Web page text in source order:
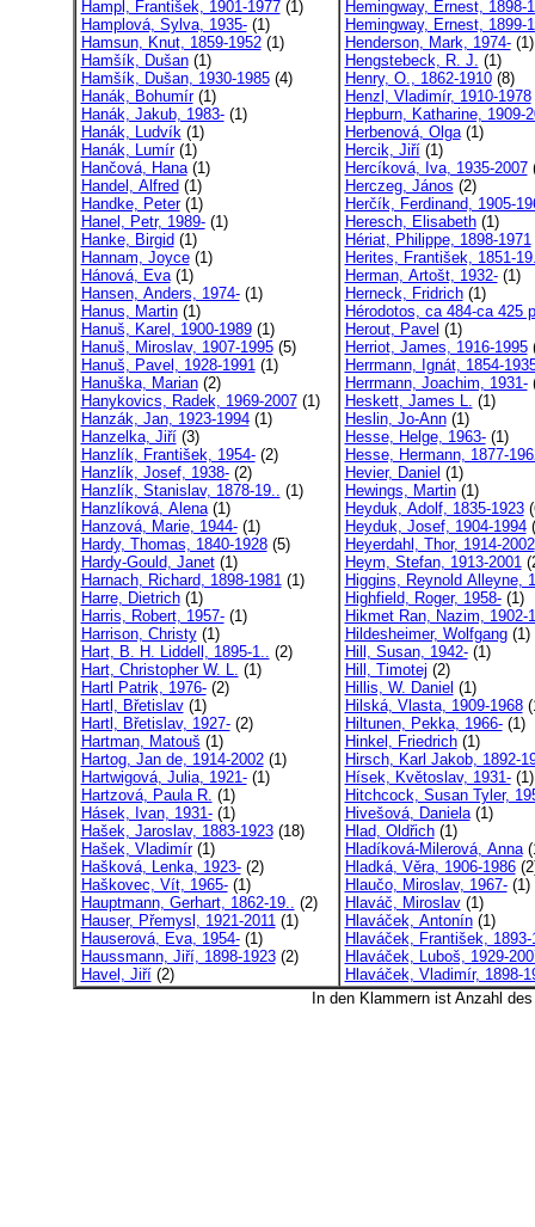
Hampl, František, 1901-1977(1)
Hamplová, Sylva, 1935-(1)
Hamsun, Knut, 1859-1952(1)
Hamšík, Dušan(1)
Hamšík, Dušan, 1930-1985(4)
Hanák, Bohumír(1)
Hanák, Jakub, 1983-(1)
Hanák, Ludvík(1)
Hanák, Lumír(1)
Hančová, Hana(1)
Handel, Alfred (1)
Handke, Peter(1)
Hanel, Petr, 1989-(1)
Hanke, Birgid (1)
Hannam, Joyce(1)
Hánová, Eva(1)
Hansen, Anders, 1974-(1)
Hanus, Martin(1)
Hanuš, Karel, 1900-1989(1)
Hanuš, Miroslav, 1907-1995(5)
Hanuš, Pavel, 1928-1991(1)
Hanuška, Marian(2)
Hanykovics, Radek, 1969-2007(1)
Hanzák, Jan, 1923-1994(1)
Hanzelka, Jiří(3)
Hanzlík, František, 1954-(2)
Hanzlík, Josef, 1938-(2)
Hanzlík, Stanislav, 1878-19.. (1)
Hanzlíková, Alena(1)
Hanzová, Marie, 1944-(1)
Hardy, Thomas, 1840-1928(5)
Hardy-Gould, Janet(1)
Harnach, Richard, 1898-1981(1)
Harre, Dietrich(1)
Harris, Robert, 1957-(1)
Harrison, Christy(1)
Hart, B. H. Liddell, 1895-1.. (2)
Hart, Christopher W. L. (1)
Hartl Patrik, 1976-(2)
Hartl, Břetislav(1)
Hartl, Břetislav, 1927-(2)
Hartman, Matouš (1)
Hartog, Jan de, 1914-2002(1)
Hartwigová, Julia, 1921-(1)
Hartzová, Paula R. (1)
Hásek, Ivan, 1931-(1)
Hašek, Jaroslav, 1883-1923(18)
Hašek, Vladimír(1)
Hašková, Lenka, 1923-(2)
Haškovec, Vít, 1965-(1)
Hauptmann, Gerhart, 1862-19.. (2)
Hauser, Přemysl, 1921-2011(1)
Hauserová, Eva, 1954-(1)
Haussmann, Jiří, 1898-1923(2)
Havel, Jiří(2)
Hemingway, Ernest, 1898-
Hemingway, Ernest, 1899-
Henderson, Mark, 1974-(1)
Hengstebeck, R. J. (1)
Henry, O., 1862-1910(8)
Henzl, Vladimír, 1910-1978
Hepburn, Katharine, 1909-
Herbenová, Olga(1)
Hercik, Jiří(1)
Hercíková, Iva, 1935-2007
Herczeg, János (2)
Herčík, Ferdinand, 1905-
Heresch, Elisabeth(1)
Hériat, Philippe, 1898-1971
Herites, František, 1851-
Herman, Artošt, 1932-(1)
Herneck, Fridrich(1)
Hérodotos, ca 484-ca 425
Herout, Pavel (1)
Herriot, James, 1916-1995
Herrmann, Ignát, 1854-
Herrmann, Joachim, 1931-
Heskett, James L. (1)
Heslin, Jo-Ann(1)
Hesse, Helge, 1963-(1)
Hesse, Hermann, 1877-
Hevier, Daniel (1)
Hewings, Martin(1)
Heyduk, Adolf, 1835-1923
Heyduk, Josef, 1904-1994
Heyerdahl, Thor, 1914-2002
Heym, Stefan, 1913-2001
Higgins, Reynold Alleyne,
Highfield, Roger, 1958-(1)
Hikmet Ran, Nazim, 1902-
Hildesheimer, Wolfgang(1)
Hill, Susan, 1942-(1)
Hill, Timotej (2)
Hillis, W. Daniel (1)
Hilská, Vlasta, 1909-1968
Hiltunen, Pekka, 1966-(1)
Hinkel, Friedrich(1)
Hirsch, Karl Jakob, 1892-
Hísek, Květoslav, 1931-(1)
Hitchcock, Susan Tyler,
Hivešová, Daniela(1)
Hlad, Oldřich(1)
Hladíková-Milerová, Anna
Hladká, Věra, 1906-1986
Hlaučo, Miroslav, 1967-(1)
Hlaváč, Miroslav(1)
Hlaváček, Antonín(1)
Hlaváček, František, 1893-
Hlaváček, Luboš, 1929-
Hlaváček, Vladimír, 1898-
In den Klammern ist Anzahl